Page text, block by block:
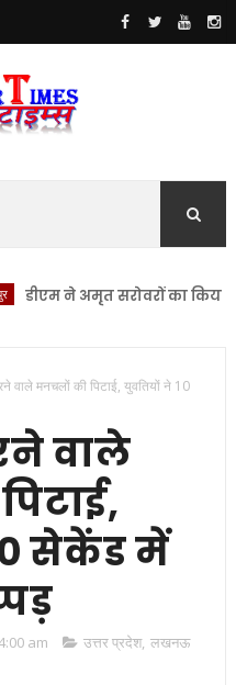
ने अमृत सरोवरों का किया स्थलीय
वाले मनचलों की पिटाई, युवतियों ने 10
वाले
सेकेंड में
am उत्तर प्रदेश, लखनऊ